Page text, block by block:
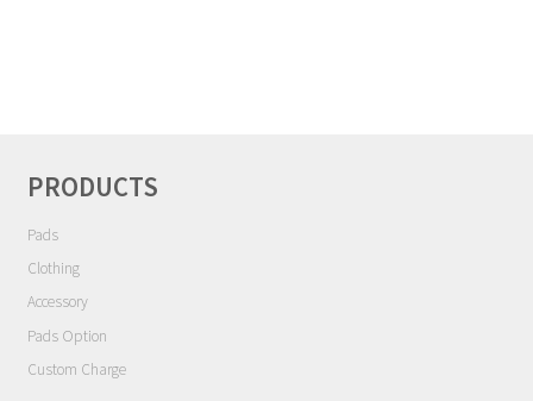
My Account
ン
PRODUCTS
Pads
Clothing
Accessory
Pads Option
Custom Charge